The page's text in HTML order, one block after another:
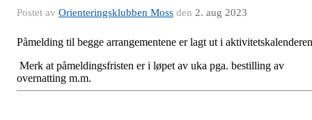
Postet av Orienteringsklubben Moss den 2. aug 2023
Påmelding til begge arrangementene er lagt ut i
Merk at påmeldingsfristen er i løpet av uka pga. bestilling av
overnatting m.m.